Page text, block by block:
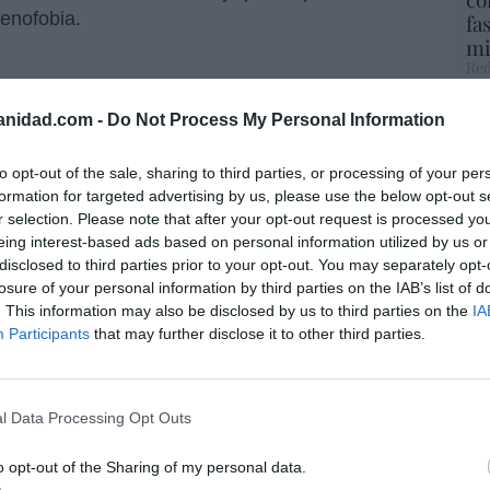
- Do Not Process My Personal Information
opt-out of the sale, sharing to third parties, or processing of your
for targeted advertising by us, please use the below opt-out
selection. Please note that after your opt-out request is processed
interest-based ads based on personal information utilized by us
to third parties prior to your opt-out. You may separately
of your personal information by third parties on the IAB’s list of
This information may also be disclosed by us to third parties on the
Participants that may further disclose it to other third parties.
Data Processing Opt Outs
opt-out of the Sharing of my personal data.
este artículo?
newsletter y recibe cada dia
destacado de Hispanidad
legales